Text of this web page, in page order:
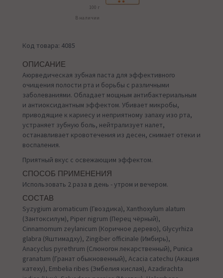
100 г
В наличии
Код товара: 4085
ОПИСАНИЕ
Аюрведическая зубная паста для эффективного
очищения полости рта и борьбы с различными
заболеваниями. Обладает мощным антибактериальным
и антиоксидантным эффектом. Убивает микробы,
приводящие к кариесу и неприятному запаху изо рта,
устраняет зубную боль, нейтрализует налет,
останавливает кровотечения из десен, снимает отеки и
воспаления.
Приятный вкус с освежающим эффектом.
СПОСОБ ПРИМЕНЕНИЯ
Использовать 2 раза в день - утром и вечером.
СОСТАВ
Syzygium aromaticum (Гвоздика), Хanthoxylum alatum
(Зантоксилум), Piper nigrum (Перец чёрный),
Cinnamomum zeylanicum (Коричное дерево), Glycyrhiza
glabra (Яштимадху), Zingiber officinale (Имбирь),
Anacyclus pyrethrum (Слюногон лекарственный), Punica
granatum (Гранат обыкновенный), Acacia catechu (Акация
катеху), Embelia ribes (Эмбелия кислая), Azadirachta